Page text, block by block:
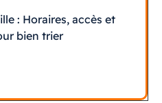
: Horaires, accès et
bien trier